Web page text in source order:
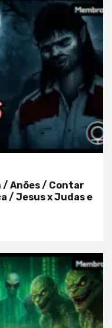
/ Anões / Contar
/ Jesus x Judas e